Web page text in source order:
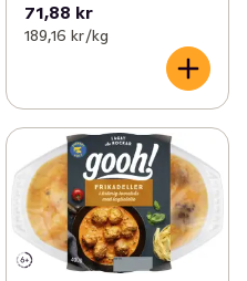
71,88 kr
189,16 kr /kg